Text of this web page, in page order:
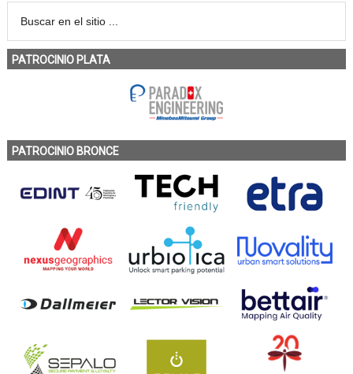
PATROCINIO PLATA
PATROCINIO BRONCE